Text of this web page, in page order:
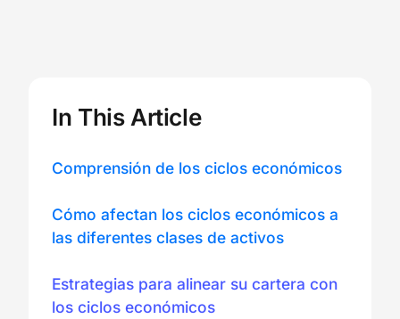
In This Article
Comprensión de los ciclos económicos
Cómo afectan los ciclos económicos a
las diferentes clases de activos
Estrategias para alinear su cartera con
los ciclos económicos